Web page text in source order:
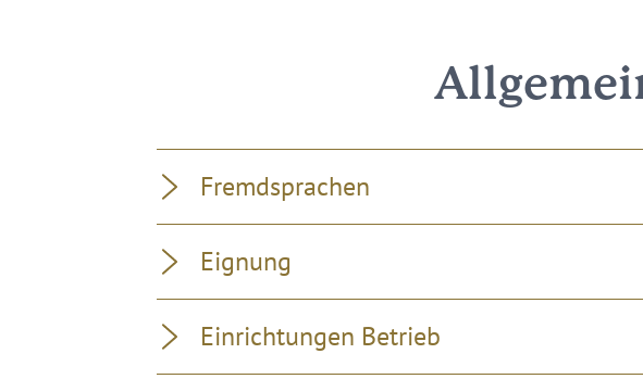
Fremdsprachen
Eignung
Einrichtungen Betrieb